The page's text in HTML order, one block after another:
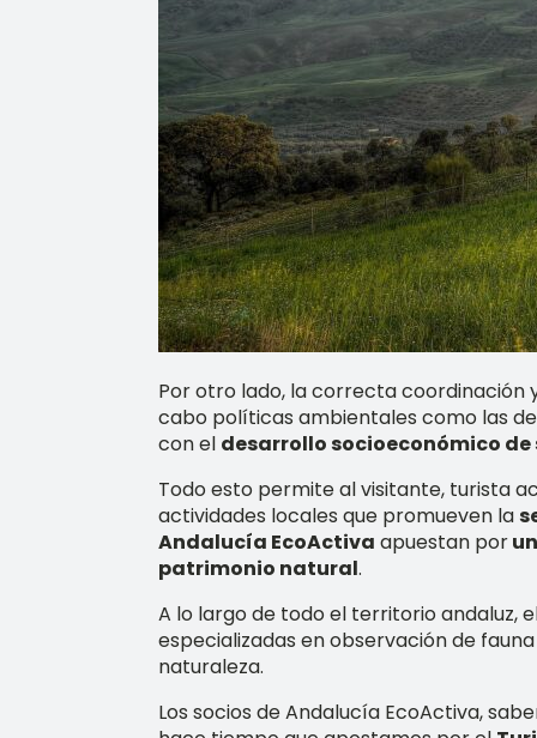
Por otro lado, la correcta coordinación
cabo políticas ambientales como las
con el desarrollo socioeconómico
Todo esto permite al visitante, turista
actividades locales que promueven la
Andalucía EcoActiva apuestan por
patrimonio natural.
A lo largo de todo el territorio andaluz,
especializadas en observación de
naturaleza.
Los socios de Andalucía EcoActiva,